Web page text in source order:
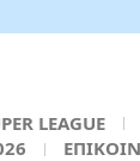
LEAGUE